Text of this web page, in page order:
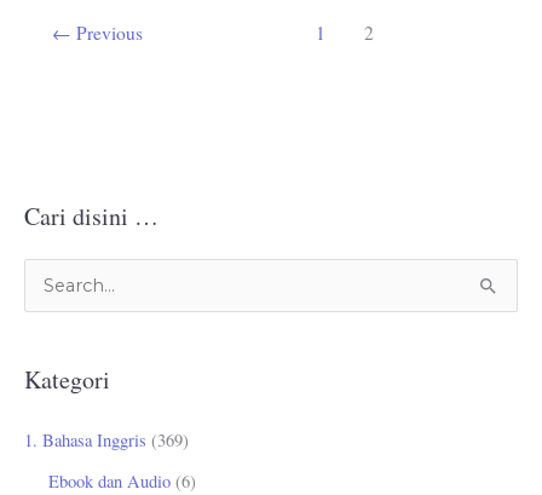
← Previous 1 2
Cari disini …
i
u
Kategori
1. Bahasa Inggris (369)
Ebook dan Audio (6)